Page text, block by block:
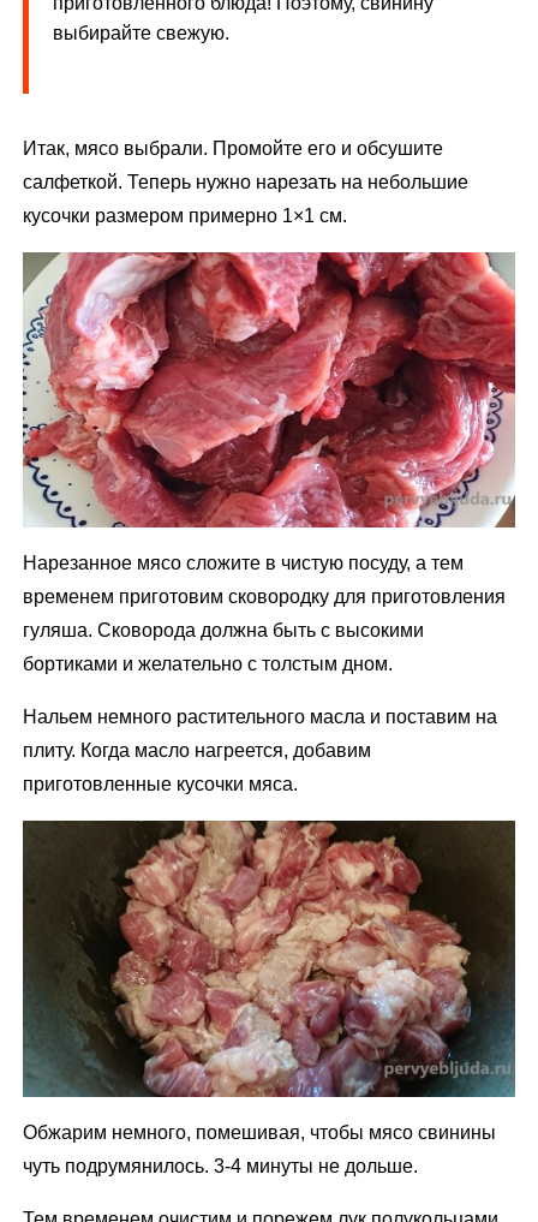
выбирайте свежую.
Итак, мясо выбрали. Промойте его и обсушите
салфеткой. Теперь нужно нарезать на небольшие
кусочки размером примерно 1×1 см.
Нарезанное мясо сложите в чистую посуду, а тем
временем приготовим сковородку для приготовления
гуляша. Сковорода должна быть с высокими
бортиками и желательно с толстым дном.
Нальем немного растительного масла и поставим на
плиту. Когда масло нагреется, добавим
приготовленные кусочки мяса.
Обжарим немного, помешивая, чтобы мясо свинины
чуть подрумянилось. 3-4 минуты не дольше.